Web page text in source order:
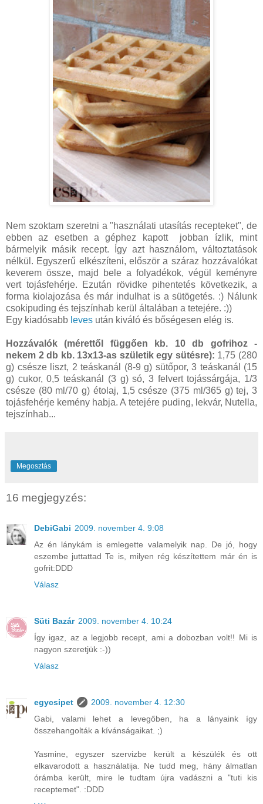
Nem szoktam szeretni a "használati utasítás recepteket", de
ebben az esetben a géphez kapott jobban ízlik, mint
bármelyik másik recept. Így azt használom, változtatások
nélkül. Egyszerű elkészíteni, először a száraz hozzávalókat
keverem össze, majd bele a folyadékok, végül keményre
vert tojásfehérje. Ezután rövidke pihentetés következik, a
forma kiolajozása és már indulhat is a sütögetés. :) Nálunk
csokipuding és tejszínhab kerül általában a tetejére. :))
Egy kiadósabb leves után kiváló és bőségesen elég is.
Hozzávalók (mérettől függően kb. 10 db gofrihoz -
nekem 2 db kb. 13x13-as születik egy sütésre): 1,75 (280
g) csésze liszt, 2 teáskanál (8-9 g) sütőpor, 3 teáskanál (15
g) cukor, 0,5 teáskanál (3 g) só, 3 felvert tojássárgája, 1/3
csésze (80 ml/70 g) étolaj, 1,5 csésze (375 ml/365 g) tej, 3
tojásfehérje kemény habja. A tetejére puding, lekvár, Nutella,
tejszínhab...
Megosztás
16 megjegyzés:
DebiGabi 2009. november 4. 9:08
Az én lánykám is emlegette valamelyik nap. De jó, hogy
eszembe juttattad Te is, milyen rég készítettem már én is
gofrit:DDD
Válasz
Süti Bazár 2009. november 4. 10:24
Így igaz, az a legjobb recept, ami a dobozban volt!! Mi is
nagyon szeretjük :-))
Válasz
egycsipet
2009. november 4. 12:30
Gabi, valami lehet a levegőben, ha a lányaink így
összehangolták a kívánságaikat. ;)
Yasmine, egyszer szervizbe került a készülék és ott
elkavarodott a használatija. Ne tudd meg, hány álmatlan
órámba került, mire le tudtam újra vadászni a "tuti kis
receptemet". :DDD